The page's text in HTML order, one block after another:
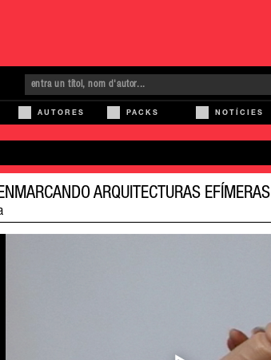
AUTORES PACKS NOTÍCIES
ARQUITECTURAS EFÍMERAS